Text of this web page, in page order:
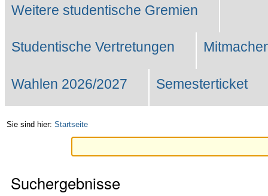
Weitere studentische Gremien
Studentische Vertretungen
Wahlen 2026/2027 Semesterticket
Sie sind hier: Startseite
Suchergebnisse